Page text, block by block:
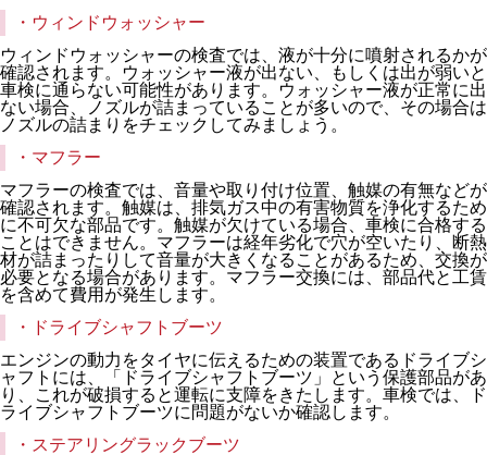
・ウィンドウォッシャー
ウィンドウォッシャーの検査では、液が十分に噴射されるかが
確認されます。ウォッシャー液が出ない、もしくは出が弱いと
車検に通らない可能性があります。ウォッシャー液が正常に出
ない場合、ノズルが詰まっていることが多いので、その場合は
ノズルの詰まりをチェックしてみましょう。
・マフラー
マフラーの検査では、音量や取り付け位置、触媒の有無などが
確認されます。触媒は、排気ガス中の有害物質を浄化するため
に不可欠な部品です。触媒が欠けている場合、車検に合格する
ことはできません。マフラーは経年劣化で穴が空いたり、断熱
材が詰まったりして音量が大きくなることがあるため、交換が
必要となる場合があります。マフラー交換には、部品代と工賃
を含めて費用が発生します。
・ドライブシャフトブーツ
エンジンの動力をタイヤに伝えるための装置であるドライブシ
ャフトには、「ドライブシャフトブーツ」という保護部品があ
り、これが破損すると運転に支障をきたします。車検では、ド
ライブシャフトブーツに問題がないか確認します。
・ステアリングラックブーツ